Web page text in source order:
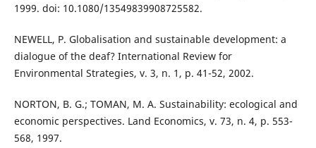
1999. doi: 10.1080/13549839908725582.
NEWELL, P. Globalisation and sustainable development: a
dialogue of the deaf? International Review for
Environmental Strategies, v. 3, n. 1, p. 41-52, 2002.
NORTON, B. G.; TOMAN, M. A. Sustainability: ecological and
economic perspectives. Land Economics, v. 73, n. 4, p. 553-
568, 1997.